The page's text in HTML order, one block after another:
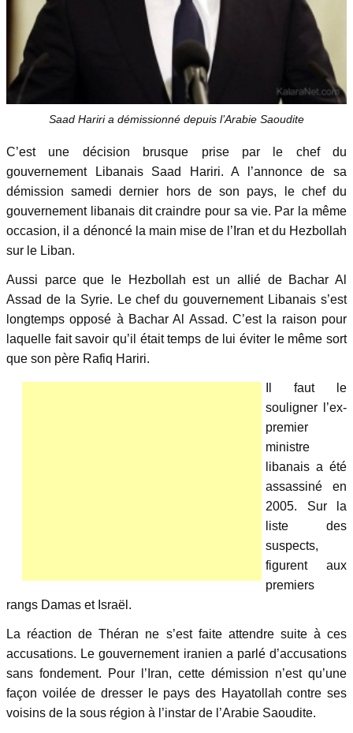
Saad Hariri a démissionné depuis l’Arabie Saoudite
C’est une décision brusque prise par le chef du
gouvernement Libanais Saad Hariri. A l’annonce de sa
démission samedi dernier hors de son pays, le chef du
gouvernement libanais dit craindre pour sa vie. Par la même
occasion, il a dénoncé la main mise de l’Iran et du Hezbollah
sur le Liban.
Aussi parce que le Hezbollah est un allié de Bachar Al
Assad de la Syrie. Le chef du gouvernement Libanais s’est
longtemps opposé à Bachar Al Assad. C’est la raison pour
laquelle fait savoir qu’il était temps de lui éviter le même sort
que son père Rafiq Hariri.
Il faut le
souligner l’ex-
premier
ministre
libanais a été
assassiné en
2005. Sur la
liste des
suspects,
figurent aux
premiers
rangs Damas et Israël.
La réaction de Théran ne s’est faite attendre suite à ces
accusations. Le gouvernement iranien a parlé d’accusations
sans fondement. Pour l’Iran, cette démission n’est qu’une
façon voilée de dresser le pays des Hayatollah contre ses
voisins de la sous région à l’instar de l’Arabie Saoudite.